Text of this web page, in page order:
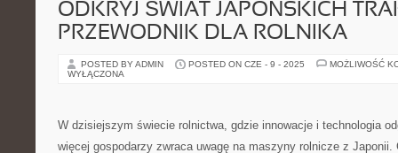
ODKRYJ ŚWIAT JAPOŃSKICH
PRZEWODNIK DLA ROLNIKA
POSTED BY ADMIN POSTED ON CZE - 9 - 2025
MOŻLIWOŚĆ
WYŁĄCZONA
W dzisiejszym świecie rolnictwa, gdzie innowacje i technologia
więcej gospodarzy zwraca uwagę na maszyny rolnicze z